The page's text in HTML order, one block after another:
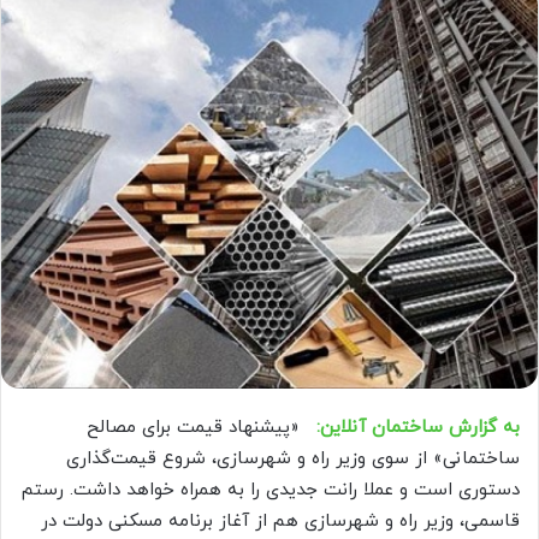
به گزارش ساختمان آنلاین:
«پیشنهاد قیمت برای مصالح
ساختمانی» از سوی وزیر راه و شهرسازی، شروع قیمت‌گذاری
دستوری است و عملا رانت جدیدی را به همراه خواهد داشت. رستم
قاسمی، وزیر راه و شهرسازی هم از آغاز برنامه مسکنی دولت در